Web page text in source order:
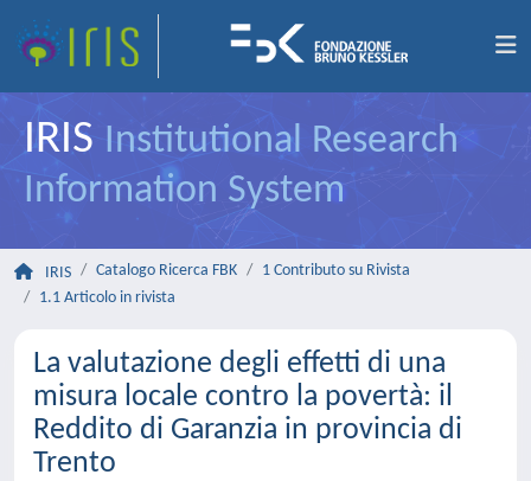
IRIS Institutional Research
Information System
IRIS Catalogo Ricerca FBK
1 Contributo su Rivista
1.1 Articolo in rivista
La valutazione degli effetti di una
misura locale contro la povertà: il
Reddito di Garanzia in provincia di
Trento